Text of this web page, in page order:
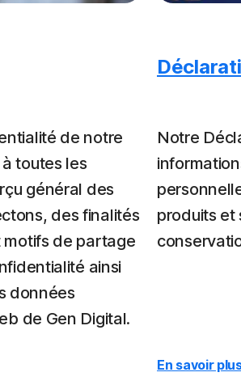
de notre
toutes les
général des
des finalités
de partage
ainsi
données
de Gen Digital.
Notre
produits et
En savoir